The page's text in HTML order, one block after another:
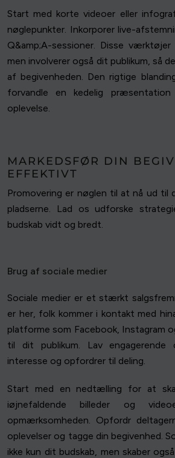
Start med korte videoer eller
nøglepunkter. Inkorporer live-
Q&amp;A-sessioner. Disse værktøjer
men involverer også dit publikum, så
af begivenheden. Den rigtige
forvandle en kedelig
oplevelse.
MARKEDSFØR DIN
EFFEKTIVT
Promovering er nøglen til at nå ud til
pladserne. Lad os udforske
budskab vidt og bredt.
Brug af sociale medier
Sociale medier er et stærkt
er her, folk kommer i kontakt med
platforme som Facebook, Instagram
til dit publikum. Lav engagerende
interesse og opfordrer til deling.
Start med en nedtælling for at
iøjnefaldende billeder og
opmærksomheden. Opfordr
oplevelser og tagge din begivenhed.
ikke kun dit budskab, men skaber